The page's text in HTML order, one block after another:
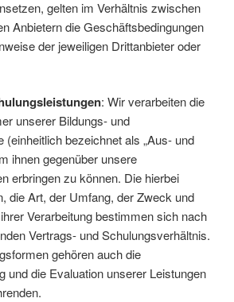
gelten im Verhältnis zwischen
Anbietern die Geschäftsbedingungen
der jeweiligen Drittanbieter oder
: Wir verarbeiten die
unserer Bildungs- und
(einheitlich bezeichnet als „Aus- und
ihnen gegenüber unsere
erbringen zu können. Die hierbei
die Art, der Umfang, der Zweck und
Verarbeitung bestimmen sich nach
Vertrags- und Schulungsverhältnis.
gehören auch die
und die Evaluation unserer Leistungen